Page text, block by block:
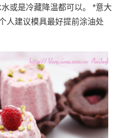
或是冷藏降温都可以。 *意大
人建议模具最好提前涂油处